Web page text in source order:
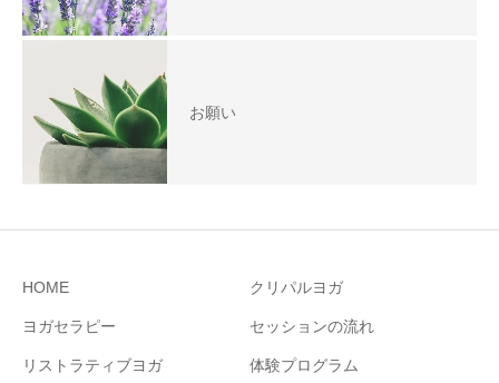
お願い
HOME クリパルヨガ
ヨガセラピー セッションの流れ
リストラティブヨガ 体験プログラム